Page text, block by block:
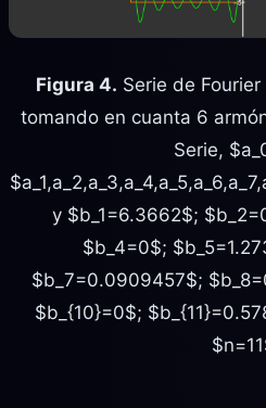
Figura 4. Serie de
tomando en cuanta 6
Serie,
y $b_1=6.3662$;
$b_4=0$;
$b_7=0.0909457$;
$b_{10}=0$;